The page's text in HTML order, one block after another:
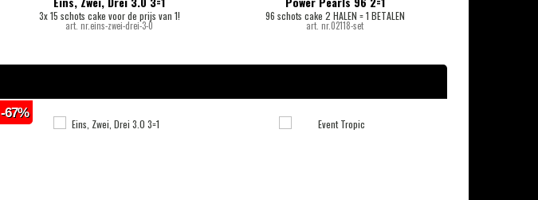
3x 15 schots cake voor de prijs van 1!
art. nr.eins-zwei-drei-3-0
96 schots cake 2 HALEN = 1 BETALEN
art. nr.02118-set
-67%